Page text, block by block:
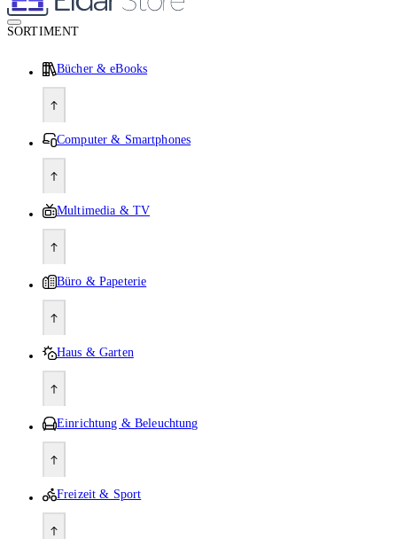
SORTIMENT
Bücher & eBooks
Computer & Smartphones
Multimedia & TV
Büro & Papeterie
Haus & Garten
Einrichtung & Beleuchtung
Freizeit & Sport